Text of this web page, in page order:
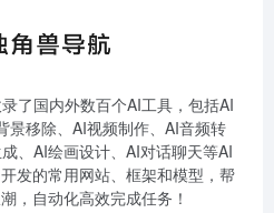
了国内外数百个AI工具，包括AI
景移除、AI视频制作、AI音频转
、AI绘画设计、AI对话聊天等AI
发的常用网站、框架和模型，帮
，自动化高效完成任务！